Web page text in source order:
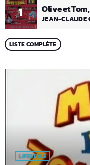
1 Olive et
JEAN-CLAUDE
LISTE COMPLÈTE
LIFESTYLE